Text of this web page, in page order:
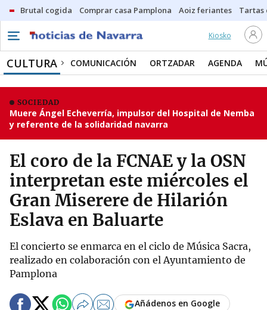
Brutal cogida Comprar casa Pamplona Aoiz feriantes Tartas
Kiosko
CULTURA COMUNICACIÓN ORTZADAR AGENDA
SOCIEDAD
Muere Ángel Echeverría, impulsor del Hospital de Nemba
y referente de la solidaridad navarra
El coro de la FCNAE y la OSN
interpretan este miércoles el
Gran Miserere de Hilarión
Eslava en Baluarte
El concierto se enmarca en el ciclo de Música Sacra,
realizado en colaboración con el Ayuntamiento de
Pamplona
Añádenos en Google